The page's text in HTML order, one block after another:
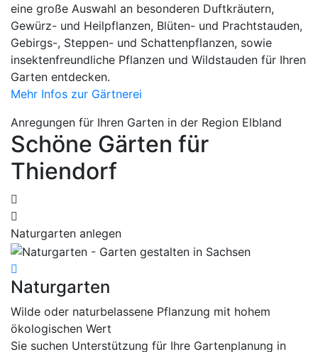
eine große Auswahl an besonderen Duftkräutern,
Gewürz- und Heilpflanzen, Blüten- und Prachtstauden,
Gebirgs-, Steppen- und Schattenpflanzen, sowie
insektenfreundliche Pflanzen und Wildstauden für Ihren
Garten entdecken.
Mehr Infos zur Gärtnerei
Anregungen für Ihren Garten in der Region Elbland
Schöne Gärten für
Thiendorf
Naturgarten anlegen
Naturgarten
Wilde oder naturbelassene Pflanzung mit hohem
ökologischen Wert
Sie suchen Unterstützung für Ihre Gartenplanung in